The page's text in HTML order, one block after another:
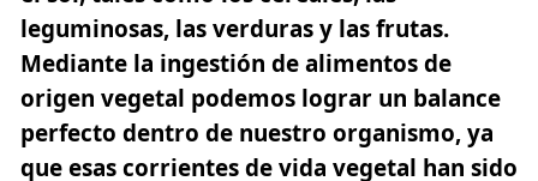
leguminosas, las verduras y las frutas.
Mediante la ingestión de alimentos de
origen vegetal podemos lograr un balance
perfecto dentro de nuestro organismo, ya
que esas corrientes de vida vegetal han sido